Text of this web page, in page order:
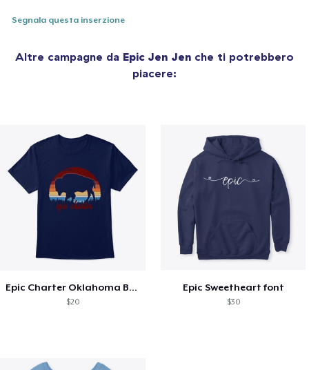
Segnala questa inserzione
Altre campagne da Epic Jen Jen che ti potrebbero
piacere:
Epic Charter Oklahoma Bison
$20
Epic Sweetheart font
$30